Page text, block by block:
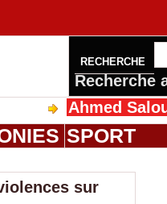
RECHERCHE
Recherche
Ahmed Saloum
SPORT
sur